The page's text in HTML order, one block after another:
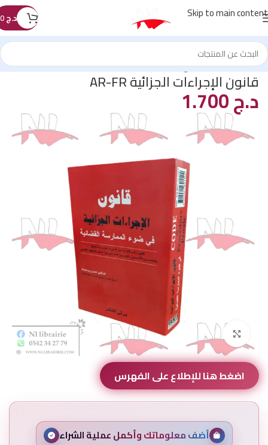
Skip to main content د.ج
الرئيسية/كتب القانون/
les Auteurs
/
bouskia
قانون الإجراءات الجزائية AR-FR
د.ج1.700
Click to enlarge
اضغط هنا للإطلاع على الفهرس
أضف معلوماتك وأكمل عملية الشراء